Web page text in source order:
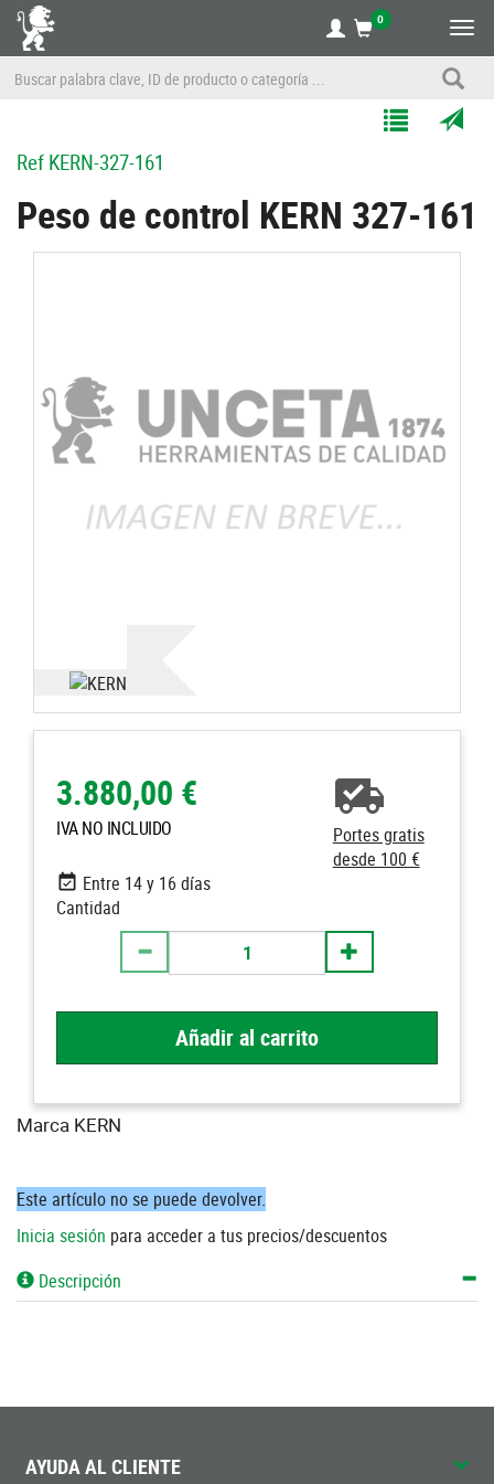
0
correo
a
un
Listas
RefKERN-327-161
Peso de control KERN 327-161
3.880,00 €
IVA NO INCLUIDO
Portes gratis
desde 100 €
Entre 14 y 16 días
Cantidad
Añadir al carrito
Marca KERN
Este artículo no se puede devolver.
Inicia sesión para acceder a tus precios/descuentos
Descripción
AYUDA AL CLIENTE